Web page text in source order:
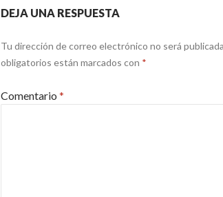
DEJA UNA RESPUESTA
Tu dirección de correo electrónico no será
obligatorios están marcados con *
Comentario *